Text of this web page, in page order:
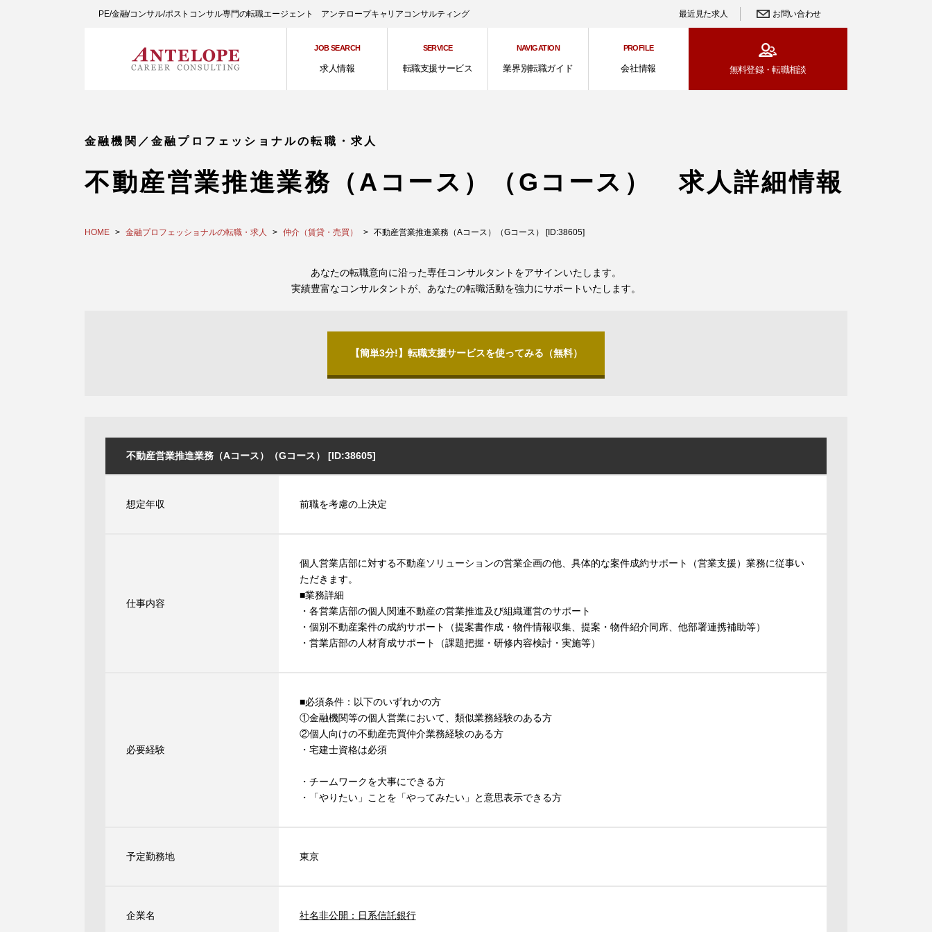
PE/金融/コンサル/ポストコンサル専門の転職エージェント アンテロープキャリアコンサルティング 最近見た求人 お問い合わせ
JOB SEARCH
求人情報
SERVICE
転職支援サービス
NAVIGATION
業界別転職ガイド
PROFILE
会社情報 無料登録・転職相談
金融機関／金融プロフェッショナルの転職・求人
不動産営業推進業務（Aコース）（Gコース） 求人詳細情報
HOME 金融プロフェッショナルの転職・求人 仲介（賃貸・売買） 不動産営業推進業務（Aコース）（Gコース） [ID:38605]
あなたの転職意向に沿った専任コンサルタントをアサインいたします。
実績豊富なコンサルタントが、あなたの転職活動を強力にサポートいたします。
【簡単3分!】転職支援サービスを使ってみる（無料）
不動産営業推進業務（Aコース）（Gコース） [ID:38605]
想定年収 前職を考慮の上決定
仕事内容
個人営業店部に対する不動産ソリューションの営業企画の他、具体的な案件成約サポート（営業支援）業務に従事い
ただきます。
■業務詳細
・各営業店部の個人関連不動産の営業推進及び組織運営のサポート
・個別不動産案件の成約サポート（提案書作成・物件情報収集、提案・物件紹介同席、他部署連携補助等）
・営業店部の人材育成サポート（課題把握・研修内容検討・実施等）
必要経験
■必須条件：以下のいずれかの方
①金融機関等の個人営業において、類似業務経験のある方
②個人向けの不動産売買仲介業務経験のある方
・宅建士資格は必須
・チームワークを大事にできる方
・「やりたい」ことを「やってみたい」と意思表示できる方
予定勤務地 東京
企業名 社名非公開：日系信託銀行